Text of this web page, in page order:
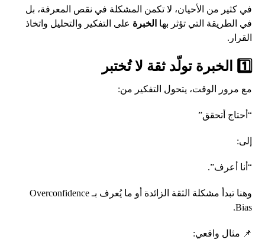
في كثير من الأحيان، لا تكمن المشكلة في نقص المعرفة، بل
في الطريقة التي تؤثر بها الخبرة على التفكير والتحليل واتخاذ
القرار.
1️⃣ الخبرة تولّد ثقة لا تُختبر
مع مرور الوقت، يتحول التفكير من:
“أحتاج أتحقق”
إلى:
“أنا أعرف”.
وهنا تبدأ مشكلة الثقة الزائدة أو ما يُعرف بـ Overconfidence
Bias.
📌 مثال واقعي: